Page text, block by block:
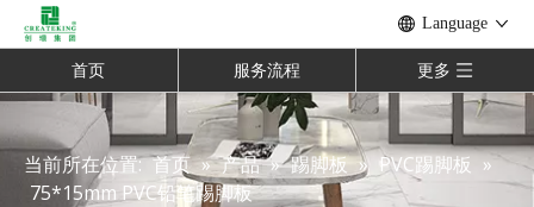
Language
首页 服务流程 更多
当前所在位置: 首页 » 产品 » 踢脚板 » PVC踢脚板 »
75*15mm PVC铅笔踢脚板